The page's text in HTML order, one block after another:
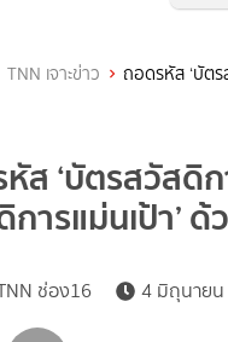
TNN เจาะข่าว ถอดรหัส ‘บัต
ส ‘บัตรสวัสดิ
การแม่นเป้า’ ด้
ช่อง16 4 มิถุนายน